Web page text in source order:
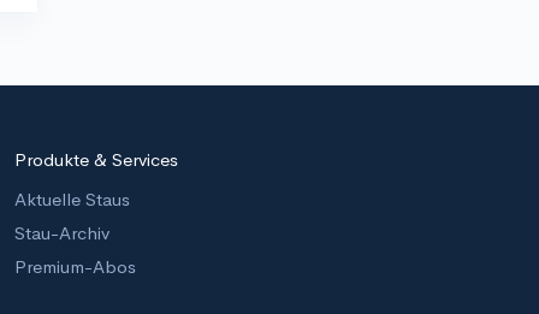
Produkte & Services
Aktuelle Staus
Stau-Archiv
Premium-Abos